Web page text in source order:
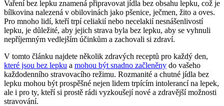
Vaření bez lepku znamená připravovat jídla bez obsahu ⁣lepku, což je
bílkovina nalezená v obilovinách jako pšenice, ječmen, žito a oves.‍
Pro mnoho lidí,‍ kteří trpí celiakií nebo⁢ necelakií nesnášenlivostí
lepku, je důležité, ⁢aby jejich strava byla bez lepku, aby se ⁢vyhnuli
nepříjemným vedlejším účinkům a zachovali‍ si zdraví.
V tomto článku najdete několik zdravých receptů pro každý ⁣den,
které jsou bez lepku a mohou být snadno začleněny do vašeho
každodenního stravovacího režimu. Rozmanité a chutné jídla bez
lepku mohou být prospěšné nejen lidem trpícím intolerancí na lepek,
ale i pro ty, kteří si prostě rádi vyzkoušejí ⁤nové ⁣a ‌zdravější možnosti
stravování.